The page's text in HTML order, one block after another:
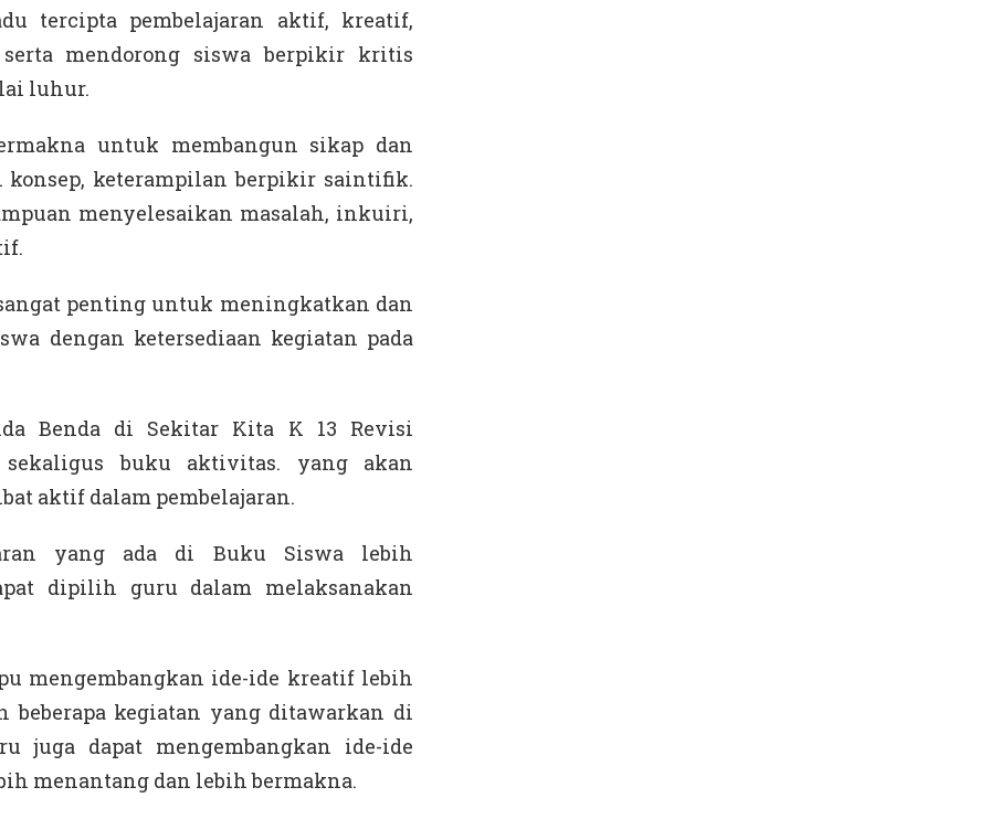
tercipta pembelajaran aktif, kreatif,
mendorong siswa berpikir kritis
luhur.
untuk membangun sikap dan
konsep, keterampilan berpikir saintifik.
menyelesaikan masalah, inkuiri,
penting untuk meningkatkan dan
dengan ketersediaan kegiatan pada
Benda di Sekitar Kita K 13 Revisi
buku aktivitas. yang akan
aktif dalam pembelajaran.
yang ada di Buku Siswa lebih
dipilih guru dalam melaksanakan
mengembangkan ide-ide kreatif lebih
beberapa kegiatan yang ditawarkan di
juga dapat mengembangkan ide-ide
menantang dan lebih bermakna.